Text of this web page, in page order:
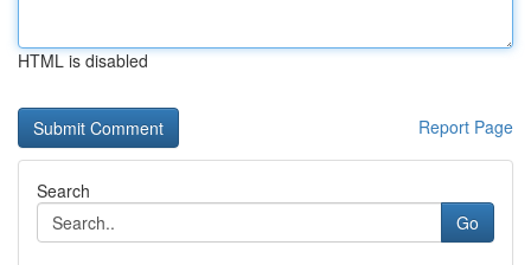
HTML is disabled
Report Page
Search
Go